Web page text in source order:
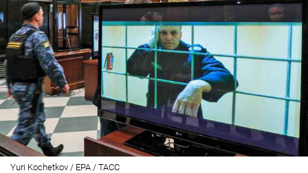
Yuri Kochetkov / EPA / ТАСС